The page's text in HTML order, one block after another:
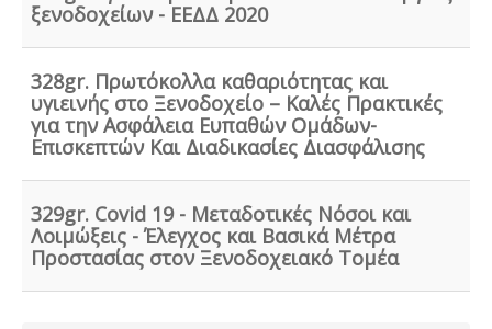
σχεδιασμός και η λειτουργία ενός εργαστηρίου ή
βιομηχανίας καλλυντικών υπάγεται στο πρότυπο GMP
Καλής Παρασκευαστικής Πρακτικής και ρυθμίζεται από
τον Ευρωπαϊκό Κανονισμό 1223/2009.
Ηλεκτροδότηση αρδευτικών γεωτρήσεων - Για την
ηλεκτροδότηση αγροτικών γεωτρήσεων ή
εγκαταστάσεων και την εφαρμογή χαμηλού αγροτικού
τιμολογίου είναι υποχρεωτική η έκδοση άδειας χρήσης
ξενοδοχείων - ΕΕΔΔ 2020
328gr. Πρωτόκολλα καθαριότητας και
υγιεινής στο Ξενοδοχείο – Καλές Πρακτικές
για την Ασφάλεια Ευπαθών Ομάδων-
Επισκεπτών Και Διαδικασίες Διασφάλισης
329gr. Covid 19 - Μεταδοτικές Νόσοι και
Λοιμώξεις - Έλεγχος και Βασικά Μέτρα
Προστασίας στον Ξενοδοχειακό Τομέα